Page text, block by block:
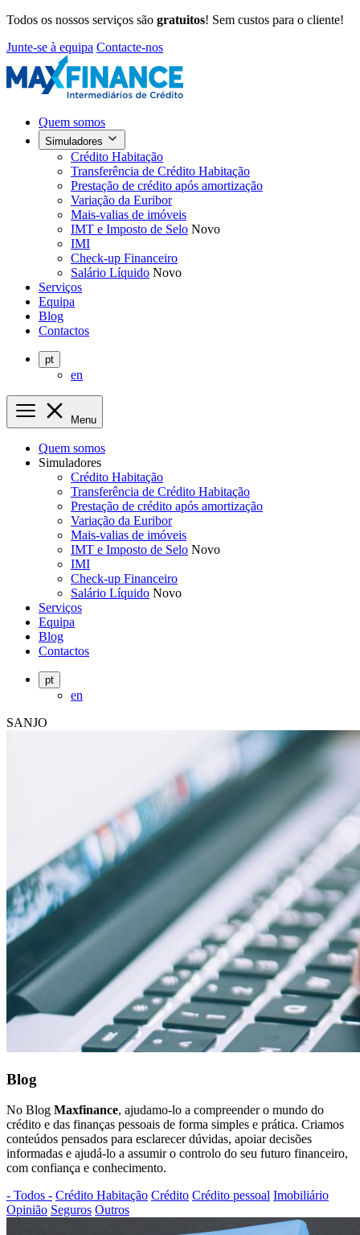
Todos os nossos serviços são gratuitos! Sem custos para o cliente!
Junte-se à equipa Contacte-nos
Quem somos
Simuladores
Crédito Habitação
Transferência de Crédito Habitação
Prestação de crédito após amortização
Variação da Euribor
Mais-valias de imóveis
IMT e Imposto de Selo Novo
IMI
Check-up Financeiro
Salário Líquido Novo
Serviços
Equipa
Blog
Contactos
pt
en
Menu
Quem somos
Simuladores
Crédito Habitação
Transferência de Crédito Habitação
Prestação de crédito após amortização
Variação da Euribor
Mais-valias de imóveis
IMT e Imposto de Selo Novo
IMI
Check-up Financeiro
Salário Líquido Novo
Serviços
Equipa
Blog
Contactos
pt
en
SANJO
Blog
No Blog Maxfinance, ajudamo-lo a compreender o mundo do
crédito e das finanças pessoais de forma simples e prática. Criamos
conteúdos pensados para esclarecer dúvidas, apoiar decisões
informadas e ajudá-lo a assumir o controlo do seu futuro financeiro,
com confiança e conhecimento.
- Todos - Crédito Habitação Crédito Crédito pessoal Imobiliário
Opinião Seguros Outros